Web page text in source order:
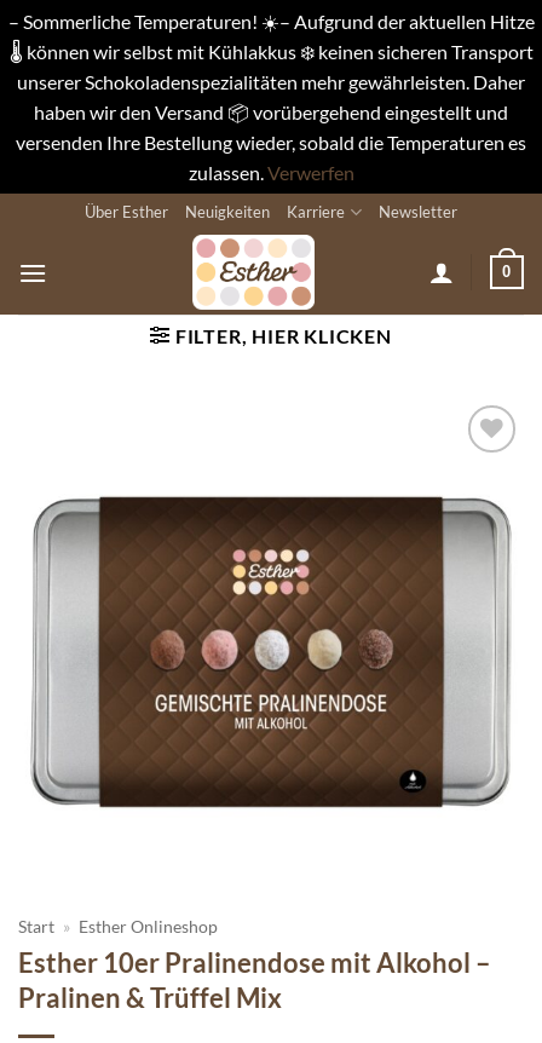
– Sommerliche Temperaturen! ☀️– Aufgrund der aktuellen Hitze
🌡️ können wir selbst mit Kühlakkus ❄️ keinen sicheren Transport
unserer Schokoladenspezialitäten mehr gewährleisten. Daher
haben wir den Versand 📦 vorübergehend eingestellt und
versenden Ihre Bestellung wieder, sobald die Temperaturen es
zulassen.Verwerfen
springen
Über Esther Neuigkeiten Karriere Newsletter
0
FILTER, HIER KLICKEN
Wunschliste
Start » Esther Onlineshop
Esther 10er Pralinendose mit Alkohol –
Pralinen & Trüffel Mix